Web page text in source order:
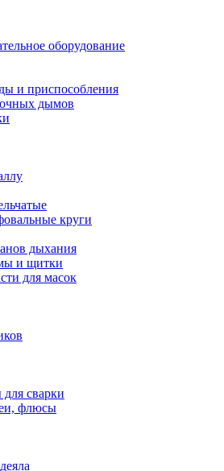
оборудование
и приспособления
дымов
круги
дыхания
и щитки
для масок
сварки
флюсы